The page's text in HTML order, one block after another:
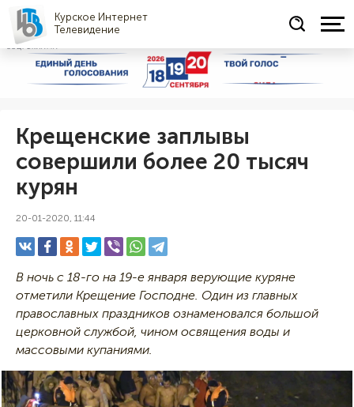
Курское Интернет
Телевидение
СОЦРЕКЛАМА
Крещенские заплывы
совершили более 20 тысяч
курян
20-01-2020, 11:44
В ночь с 18-го на 19-е января верующие куряне
отметили Крещение Господне. Один из главных
православных праздников ознаменовался большой
церковной службой, чином освящения воды и
массовыми купаниями.